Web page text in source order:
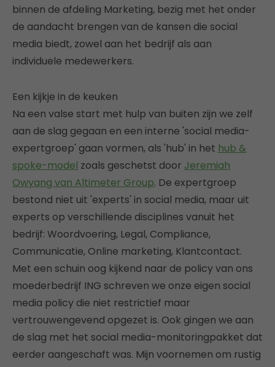
binnen de afdeling Marketing, bezig met het onder
de aandacht brengen van de kansen die social
media biedt, zowel aan het bedrijf als aan
individuele medewerkers.
Een kijkje in de keuken
Na een valse start met hulp van buiten zijn we zelf
aan de slag gegaan en een interne 'social media-
expertgroep' gaan vormen, als 'hub' in het hub &
spoke-model zoals geschetst door Jeremiah
Owyang van Altimeter Group. De expertgroep
bestond niet uit 'experts' in social media, maar uit
experts op verschillende disciplines vanuit het
bedrijf: Woordvoering, Legal, Compliance,
Communicatie, Online marketing, Klantcontact.
Met een schuin oog kijkend naar de policy van ons
moederbedrijf ING schreven we onze eigen social
media policy die niet restrictief maar
vertrouwengevend opgezet is. Ook gingen we aan
de slag met het social media-monitoringpakket dat
eerder aangeschaft was. Mijn voornemen om rustig